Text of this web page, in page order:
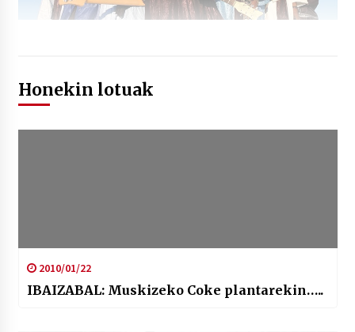
Honekin lotuak
2010/01/22
IBAIZABAL: Muskizeko Coke plantarekin…..